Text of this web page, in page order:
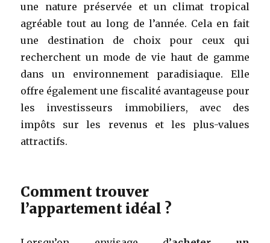
une nature préservée et un climat tropical
agréable tout au long de l’année. Cela en fait
une destination de choix pour ceux qui
recherchent un mode de vie haut de gamme
dans un environnement paradisiaque. Elle
offre également une fiscalité avantageuse pour
les investisseurs immobiliers, avec des
impôts sur les revenus et les plus-values
attractifs.
Comment trouver
l’appartement idéal ?